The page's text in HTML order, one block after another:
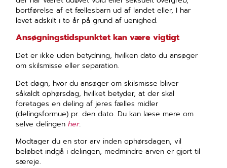
bortførelse af et fællesbarn ud af landet eller, I har
levet adskilt i to år på grund af uenighed.
Ansøgningstidspunktet kan være vigtigt
Det er ikke uden betydning, hvilken dato du ansøger
om skilsmisse eller separation.
Det døgn, hvor du ansøger om skilsmisse bliver
såkaldt ophørsdag, hvilket betyder, at der skal
foretages en deling af jeres fælles midler
(delingsformue) pr. den dato. Du kan læse mere om
selve delingenher.
Modtager du en stor arv inden ophørsdagen, vil
beløbet indgå i delingen, medmindre arven er gjort til
særeje.